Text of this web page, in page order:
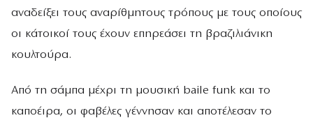
αναδείξει τους αναρίθμητους τρόπους με τους οποίους
οι κάτοικοί τους έχουν επηρεάσει τη βραζιλιάνικη
κουλτούρα.
Από τη σάμπα μέχρι τη μουσική baile funk και το
καποέιρα, οι φαβέλες γέννησαν και αποτέλεσαν το